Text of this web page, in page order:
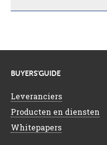
BUYERS’GUIDE
Leveranciers
Producten en diensten
Whitepapers